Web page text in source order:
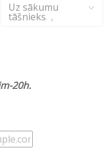
Uz sākumu
tāšnieks ,
20h.